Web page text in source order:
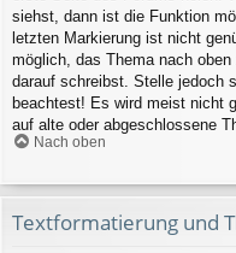
siehst, dann ist die Funktion
letzten Markierung ist nicht
möglich, das Thema nach
darauf schreibst. Stelle jedoch
beachtest! Es wird meist nicht
auf alte oder abgeschlossene
Nach oben
Textformatierung und